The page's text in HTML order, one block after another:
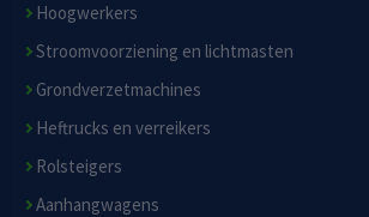
Hoogwerkers
Stroomvoorziening en lichtmasten
Grondverzetmachines
Heftrucks en verreikers
Rolsteigers
Aanhangwagens